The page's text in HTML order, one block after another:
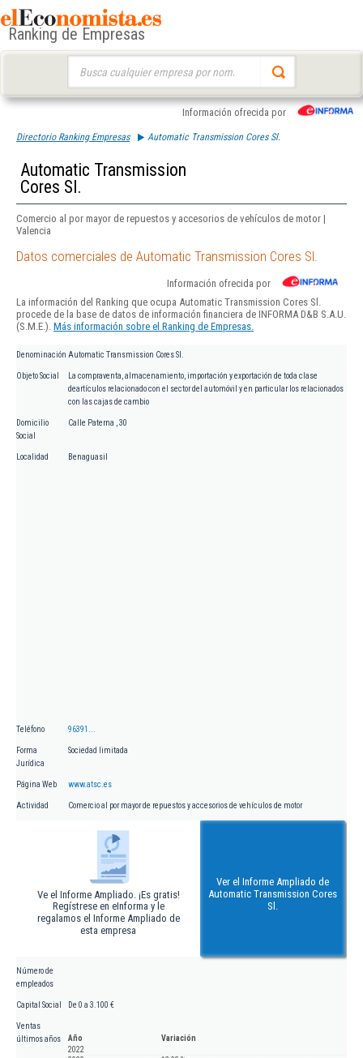
Ranking de Empresas
Información ofrecida por
Directorio Ranking Empresas Automatic Transmission Cores Sl.
Automatic Transmission
Cores Sl.
Comercio al por mayor de repuestos y accesorios de vehículos de motor |
Valencia
Datos comerciales de Automatic Transmission Cores Sl.
Información ofrecida por
La información del Ranking que ocupa Automatic Transmission Cores Sl.
procede de la base de datos de información financiera de INFORMA D&B S.A.U.
(S.M.E.). Más información sobre el Ranking de Empresas.
Denominación Automatic Transmission Cores Sl.
Objeto Social
La compraventa, almacenamiento, importación y exportación de toda clase
deartículos relacionado con el sector del automóvil y en particular los relacionados
con las cajas de cambio
Domicilio
Social
Calle Paterna , 30
Localidad Benaguasil
Teléfono 96391...
Forma
Jurídica
Sociedad limitada
Página Web www.atsc.es
Actividad Comercio al por mayor de repuestos y accesorios de vehículos de motor
Ve el Informe Ampliado. ¡Es gratis!
Regístrese en eInforma y le
regalamos el Informe Ampliado de
esta empresa
Ver el Informe Ampliado de
Automatic Transmission Cores
Sl.
Número de
empleados
Capital Social De 0 a 3.100 €
Ventas
últimos años
Año
Variación
2022